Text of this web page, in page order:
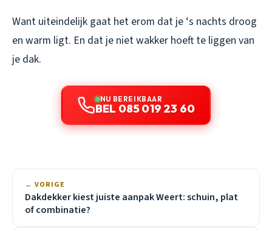
Want uiteindelijk gaat het erom dat je ‘s nachts droog
en warm ligt. En dat je niet wakker hoeft te liggen van
je dak.
NU BEREIKBAAR
BEL 085 019 23 60
← VORIGE
Dakdekker kiest juiste aanpak Weert: schuin, plat
of combinatie?